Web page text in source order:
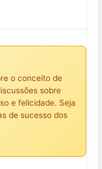
o conceito de
sobre
e felicidade. Seja
de sucesso dos